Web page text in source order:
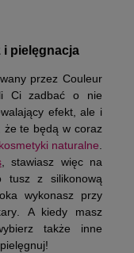
i pielęgnacja
przez Couleur
Ci zadbać o nie
efekt, ale i
że te będą w coraz
kosmetyki naturalne
, stawiasz więc na
tusz z silikonową
wykonasz przy
. A kiedy masz
także inne